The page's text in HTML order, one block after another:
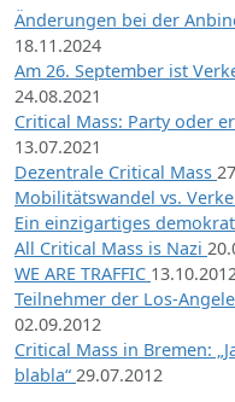
Änderungen bei der
18.11.2024
Am 26. September ist
24.08.2021
Critical Mass: Party oder
13.07.2021
Dezentrale Critical Mass
Mobilitätswandel vs.
Ein einzigartiges
All Critical Mass is Nazi
WE ARE TRAFFIC 13.10.2012
Teilnehmer der Los-
02.09.2012
Critical Mass in Bremen:
blabla“ 29.07.2012